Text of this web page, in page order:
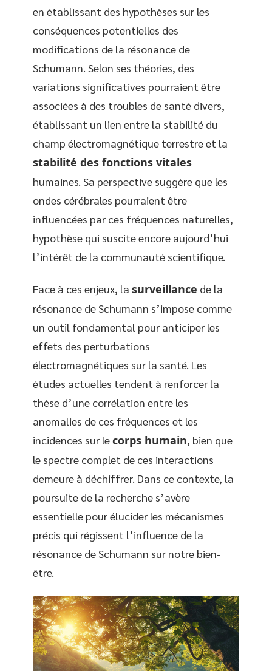
en établissant des hypothèses sur les
conséquences potentielles des
modifications de la résonance de
Schumann. Selon ses théories, des
variations significatives pourraient être
associées à des troubles de santé divers,
établissant un lien entre la stabilité du
champ électromagnétique terrestre et la
stabilité des fonctions vitales
humaines. Sa perspective suggère que les
ondes cérébrales pourraient être
influencées par ces fréquences naturelles,
hypothèse qui suscite encore aujourd’hui
l’intérêt de la communauté scientifique.
Face à ces enjeux, la surveillance de la
résonance de Schumann s’impose comme
un outil fondamental pour anticiper les
effets des perturbations
électromagnétiques sur la santé. Les
études actuelles tendent à renforcer la
thèse d’une corrélation entre les
anomalies de ces fréquences et les
incidences sur lecorps humain, bien que
le spectre complet de ces interactions
demeure à déchiffrer. Dans ce contexte, la
poursuite de la recherche s’avère
essentielle pour élucider les mécanismes
précis qui régissent l’influence de la
résonance de Schumann sur notre bien-
être.